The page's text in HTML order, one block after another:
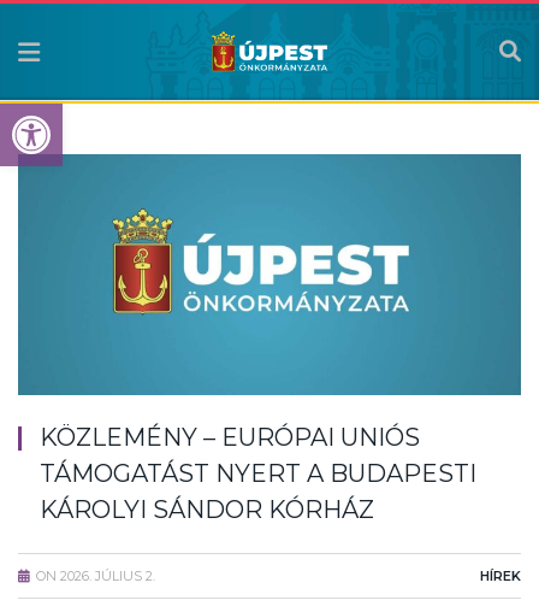
Eszköztár megnyitása
KÖZLEMÉNY – EURÓPAI UNIÓS
TÁMOGATÁST NYERT A BUDAPESTI
KÁROLYI SÁNDOR KÓRHÁZ
ON 2026. JÚLIUS 2. HÍREK